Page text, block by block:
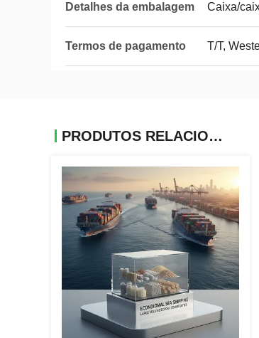
Detalhes da embalagem Caixa/
Termos de pagamento T/T,
PRODUTOS RELACIONADOS